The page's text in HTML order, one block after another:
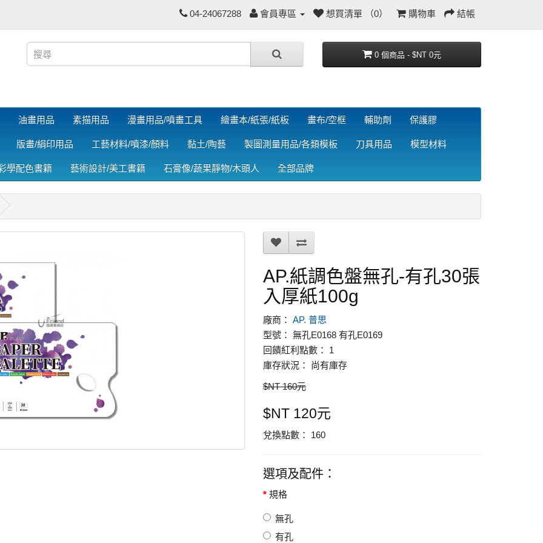
04-24067288 會員專區 想買清單 （0） 購物車 結帳
0 個商品 - $NT 0元
油畫用品 素描用品 漫畫用品/噴畫工具 繪畫本/紙張/紙板 畫布/空框 輔助劑 保護膠
版畫/絹印用品 工藝材料/噴漆/顏料 黏土/陶藝 製圖測量用品/各類模板 刀具用品 模型材料
學配色書籍 藝術設計/美工書籍 石膏像/蔬果靜物/木頭人 全部品牌
AP.紙調色盤無孔-有孔30張
入厚紙100g
廠商： AP. 普思
型號： 無孔E0168 有孔E0169
回饋紅利點數： 1
庫存狀況： 尚有庫存
$NT 160元
$NT 120元
兌換點數： 160
選項及配件：
規格
無孔
有孔